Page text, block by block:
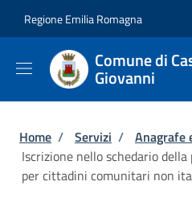
Regione Emilia Romagna
Comune di
Giovanni
Briciole di pane
Home / Servizi / Anagrafe
Iscrizione nello schedario
per cittadini comunitari non